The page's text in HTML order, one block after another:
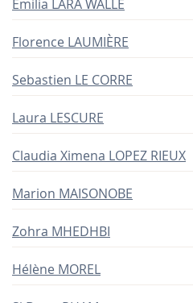
Emilia LARA WALLE
Florence LAUMIÈRE
Sebastien LE CORRE
Laura LESCURE
Claudia Ximena LOPEZ RIEUX
Marion MAISONOBE
Zohra MHEDHBI
Hélène MOREL